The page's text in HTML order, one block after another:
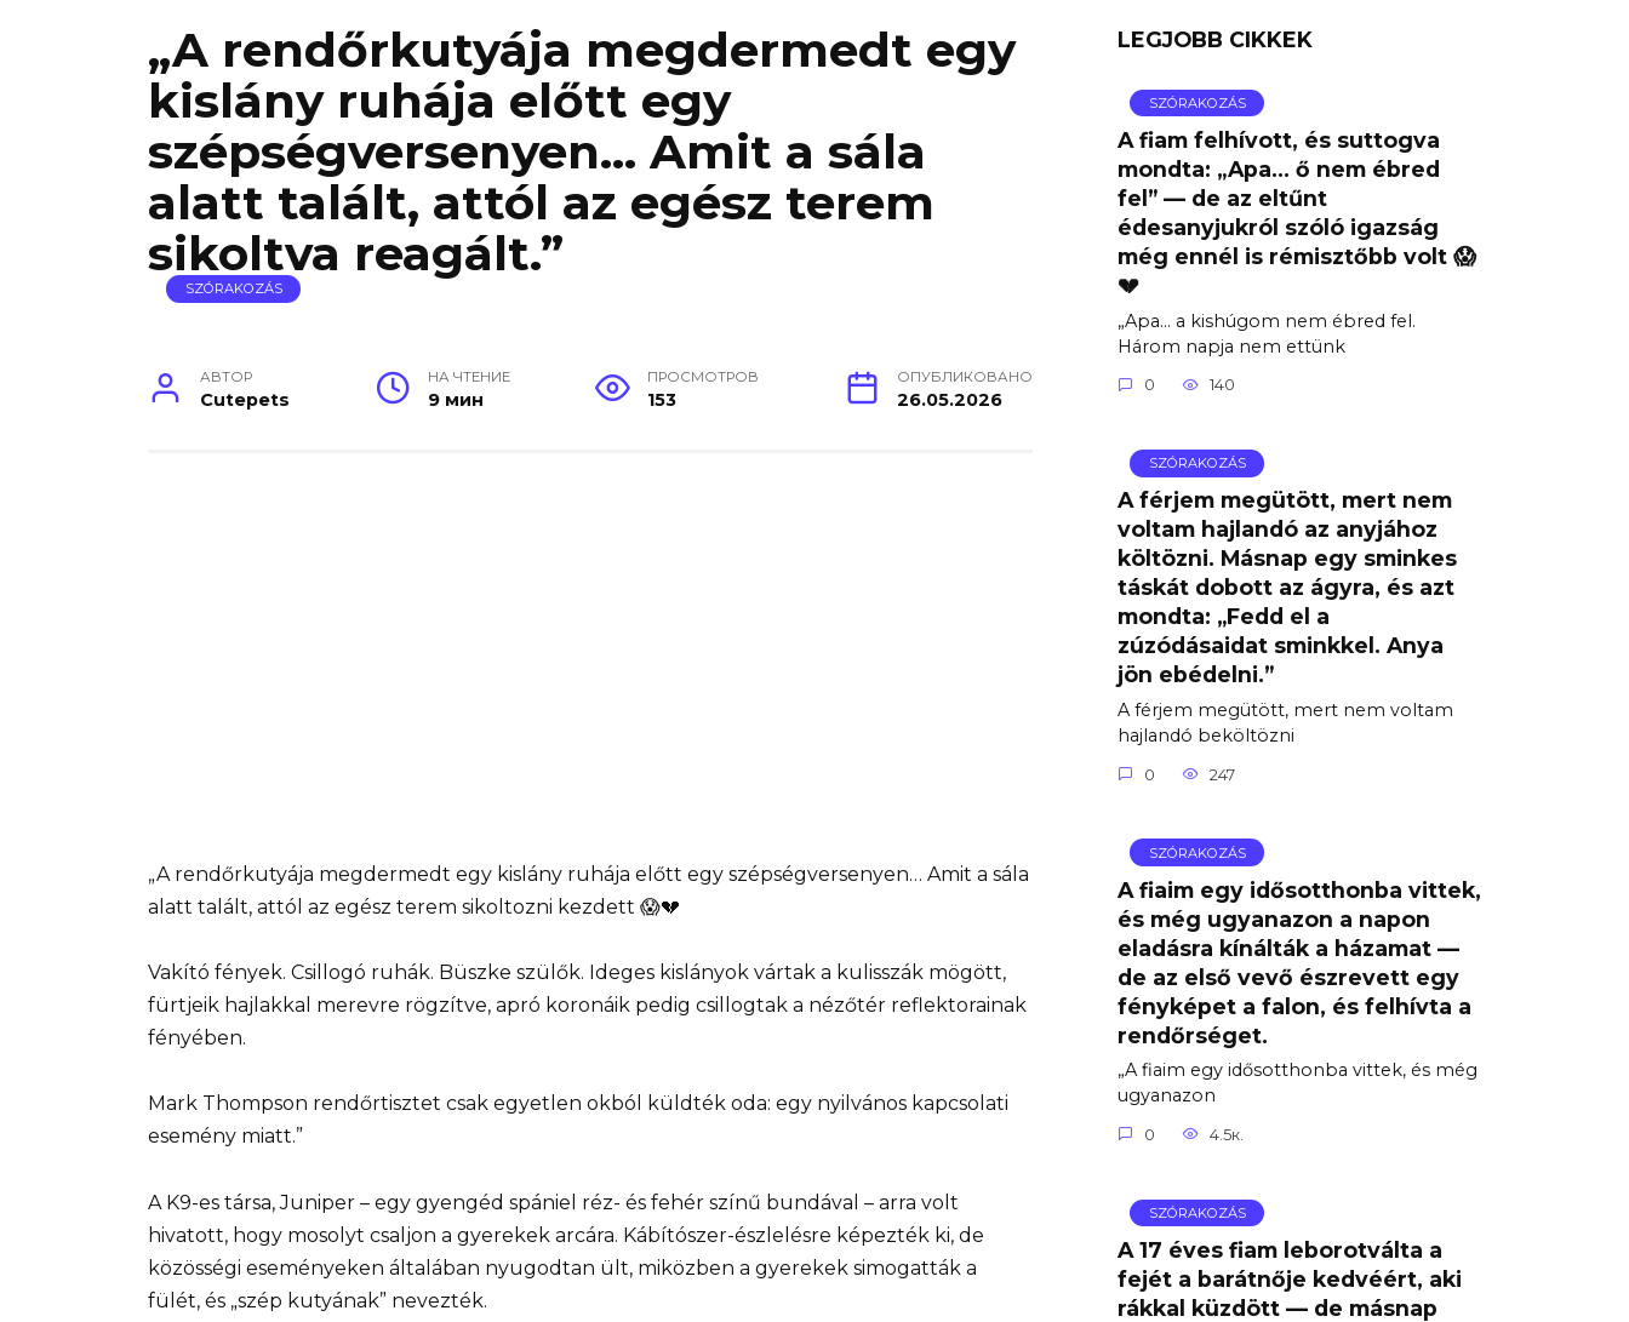
„A rendőrkutyája megdermedt egy
kislány ruhája előtt egy
szépségversenyen… Amit a sála
alatt talált, attól az egész terem
sikoltva reagált.”
SZÓRAKOZÁS
АВТОР
Cutepets
НА ЧТЕНИЕ
9 мин
ПРОСМОТРОВ
153
ОПУБЛИКОВАНО
26.05.2026
„A rendőrkutyája megdermedt egy kislány ruhája előtt egy szépségversenyen… Amit a sála
alatt talált, attól az egész terem sikoltozni kezdett 😱💔
Vakító fények. Csillogó ruhák. Büszke szülők. Ideges kislányok vártak a kulisszák mögött,
fürtjeik hajlakkal merevre rögzítve, apró koronáik pedig csillogtak a nézőtér reflektorainak
fényében.
Mark Thompson rendőrtisztet csak egyetlen okból küldték oda: egy nyilvános kapcsolati
esemény miatt.”
A K9-es társa, Juniper – egy gyengéd spániel réz- és fehér színű bundával – arra volt
hivatott, hogy mosolyt csaljon a gyerekek arcára. Kábítószer-észlelésre képezték ki, de
közösségi eseményeken általában nyugodtan ült, miközben a gyerekek simogatták a
fülét, és „szép kutyának” nevezték.
LEGJOBB CIKKEK
SZÓRAKOZÁS
A fiam felhívott, és suttogva
mondta: „Apa… ő nem ébred
fel” — de az eltűnt
édesanyjukról szóló igazság
még ennél is rémisztőbb volt 😱
💔
„Apa… a kishúgom nem ébred fel.
Három napja nem ettünk
0 140
SZÓRAKOZÁS
A férjem megütött, mert nem
voltam hajlandó az anyjához
költözni. Másnap egy sminkes
táskát dobott az ágyra, és azt
mondta: „Fedd el a
zúzódásaidat sminkkel. Anya
jön ebédelni.”
A férjem megütött, mert nem voltam
hajlandó beköltözni
0 247
SZÓRAKOZÁS
A fiaim egy idősotthonba vittek,
és még ugyanazon a napon
eladásra kínálták a házamat —
de az első vevő észrevett egy
fényképet a falon, és felhívta a
rendőrséget.
„A fiaim egy idősotthonba vittek, és még
ugyanazon
0 4.5к.
SZÓRAKOZÁS
A 17 éves fiam leborotválta a
fejét a barátnője kedvéért, aki
rákkal küzdött — de másnap